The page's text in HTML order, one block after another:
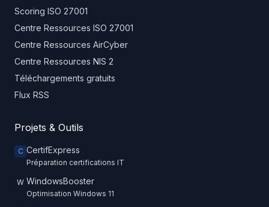
Scoring ISO 27001
Centre Ressources ISO 27001
Centre Ressources AirCyber
Centre Ressources NIS 2
Téléchargements gratuits
Flux RSS
Projets & Outils
C CertifExpress
Préparation certifications IT
W WindowsBooster
Optimisation Windows 11